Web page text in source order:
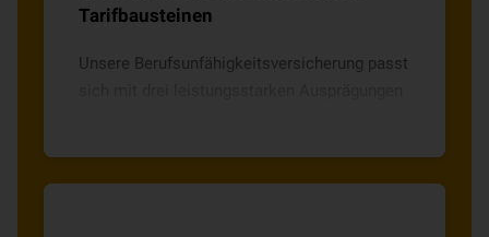
Tarifbausteinen
Unsere Berufsunfähigkeitsversicherung passt